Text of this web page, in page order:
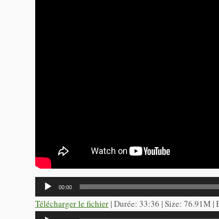
Lecteur
audio
00:00
Télécharger le fichier | Durée: 33:36 | Size: 76.91M